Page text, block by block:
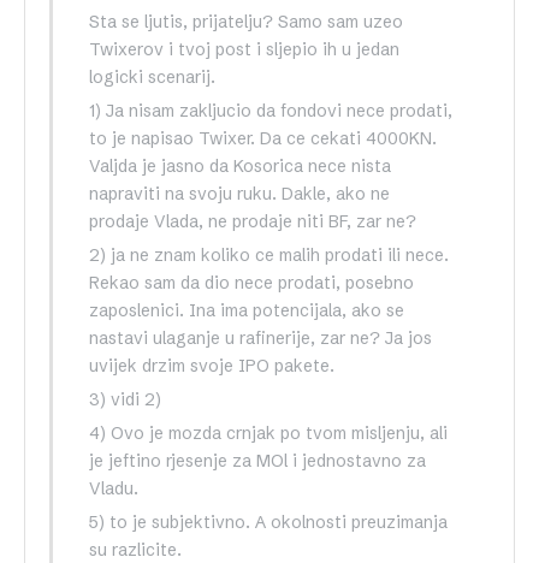
Sta se ljutis, prijatelju? Samo sam uzeo
Twixerov i tvoj post i sljepio ih u jedan
logicki scenarij.
1) Ja nisam zakljucio da fondovi nece prodati,
to je napisao Twixer. Da ce cekati 4000KN.
Valjda je jasno da Kosorica nece nista
napraviti na svoju ruku. Dakle, ako ne
prodaje Vlada, ne prodaje niti BF, zar ne?
2) ja ne znam koliko ce malih prodati ili nece.
Rekao sam da dio nece prodati, posebno
zaposlenici. Ina ima potencijala, ako se
nastavi ulaganje u rafinerije, zar ne? Ja jos
uvijek drzim svoje IPO pakete.
3) vidi 2)
4) Ovo je mozda crnjak po tvom misljenju, ali
je jeftino rjesenje za MOl i jednostavno za
Vladu.
5) to je subjektivno. A okolnosti preuzimanja
su razlicite.